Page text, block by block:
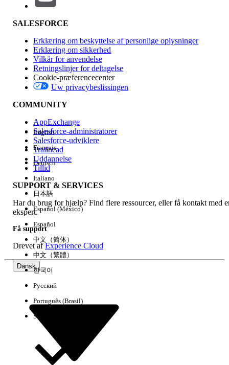
Funktionspåvirkning
Version
Experience
Ryd alle Udført
SALESFORCE
Erklæring om beskyttelse af personlige oplysninger
Erklæring om sikkerhed
Vilkår for anvendelse
Retningslinjer for deltagelse
Cookie-præferencecenter
Uw privacybeslissingen
COMMUNITY
AppExchange
Salesforce-administratorer
Salesforce-udviklere
Trailhead
Uddannelse
Tillid
SUPPORT & SERVICES
Har du brug for hjælp? Find flere ressourcer, eller få kontakt med
ekspert.
Få support
Drevet afExperience Cloud
Dansk
English
Français
Deutsch
Italiano
日本語
Español (México)
Español
中文（简体）
中文（繁體）
한국어
Русский
Português (Brasil)
Suomi